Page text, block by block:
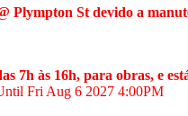
Plympton St devido a
7h às 16h, para obras, e
Fri Aug 6 2027 4:00PM